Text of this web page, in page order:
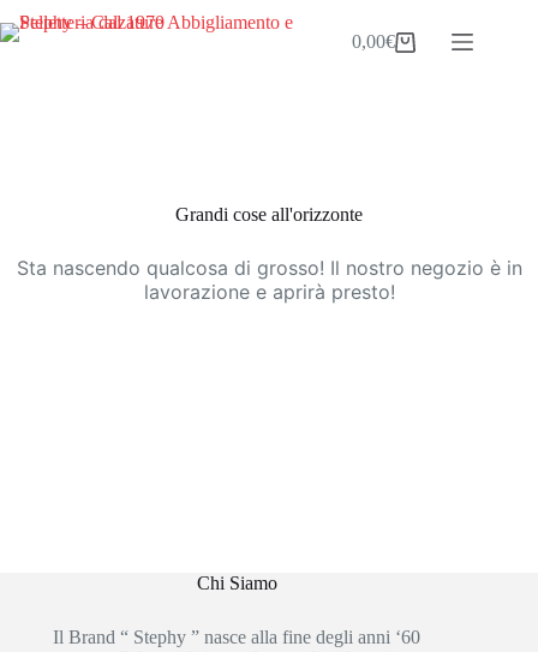
al
Carrello
0,00€
Grandi cose all'orizzonte
Sta nascendo qualcosa di grosso! Il nostro negozio è in
lavorazione e aprirà presto!
Chi Siamo
Il Brand “ Stephy ” nasce alla fine degli anni ‘60